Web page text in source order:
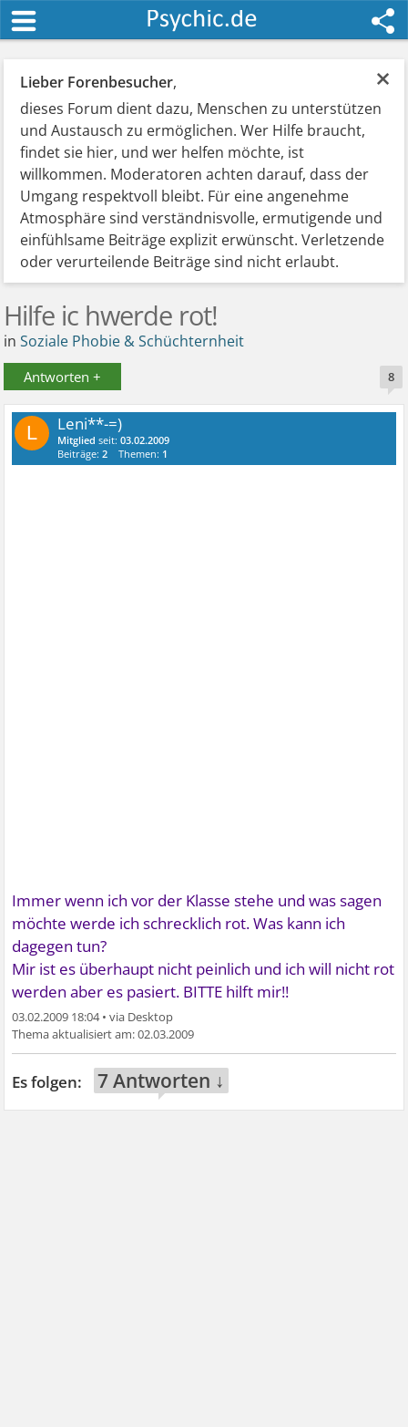
×
Lieber Forenbesucher,
dieses Forum dient dazu, Menschen zu unterstützen
und Austausch zu ermöglichen. Wer Hilfe braucht,
findet sie hier, und wer helfen möchte, ist
willkommen. Moderatoren achten darauf, dass der
Umgang respektvoll bleibt. Für eine angenehme
Atmosphäre sind verständnisvolle, ermutigende und
einfühlsame Beiträge explizit erwünscht. Verletzende
oder verurteilende Beiträge sind nicht erlaubt.
Hilfe ic hwerde rot!
inSoziale Phobie & Schüchternheit
Antworten + 8
L Leni**-=)
Mitglied seit:03.02.2009
Beiträge:2 Themen: 1
Immer wenn ich vor der Klasse stehe und was sagen
möchte werde ich schrecklich rot.Was kann ich
dagegen tun?
Mir ist es überhaupt nicht peinlich und ich will nicht rot
werden aber es pasiert. BITTE hilft mir!!
03.02.2009 18:04•
02.03.2009
7 Antworten ↓